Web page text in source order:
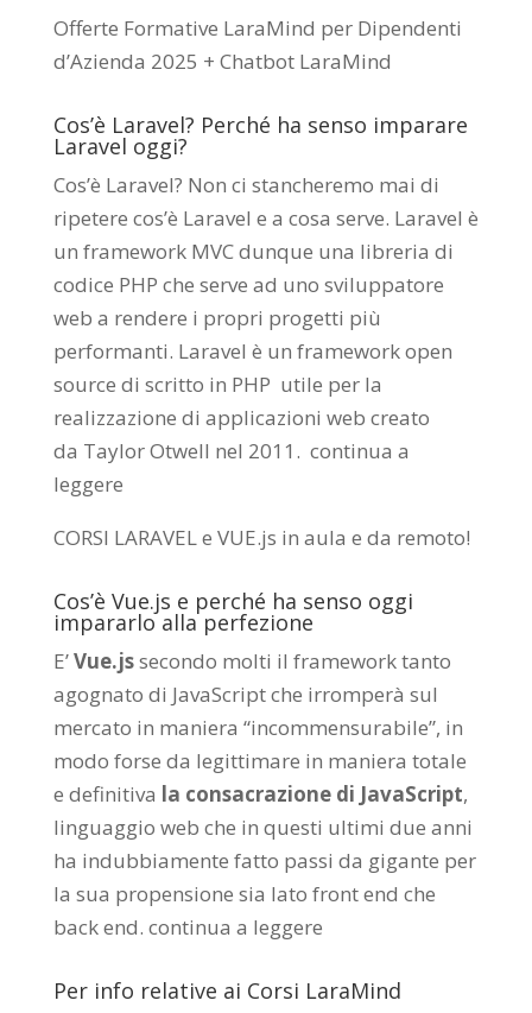
Offerte Formative LaraMind per Dipendenti
d’Azienda 2025 + Chatbot LaraMind
Cos’è Laravel? Perché ha senso imparare
Laravel oggi?
Cos’è Laravel? Non ci stancheremo mai di
ripetere cos’è Laravel e a cosa serve. Laravel è
un framework MVC dunque una libreria di
codice PHP che serve ad uno sviluppatore
web a rendere i propri progetti più
performanti. Laravel è un framework open
source di scritto in PHP utile per la
realizzazione di applicazioni web creato
da Taylor Otwell nel 2011. continua a
leggere
CORSI LARAVEL e VUE.js in aula e da remoto!
Cos’è Vue.js e perché ha senso oggi
impararlo alla perfezione
E’Vue.jssecondo molti il framework tanto
agognato di JavaScript che irromperà sul
mercato in maniera “incommensurabile”, in
modo forse da legittimare in maniera totale
e definitiva la consacrazione di JavaScript,
linguaggio web che in questi ultimi due anni
ha indubbiamente fatto passi da gigante per
la sua propensione sia lato front end che
back end. continua a leggere
Per info relative ai Corsi LaraMind